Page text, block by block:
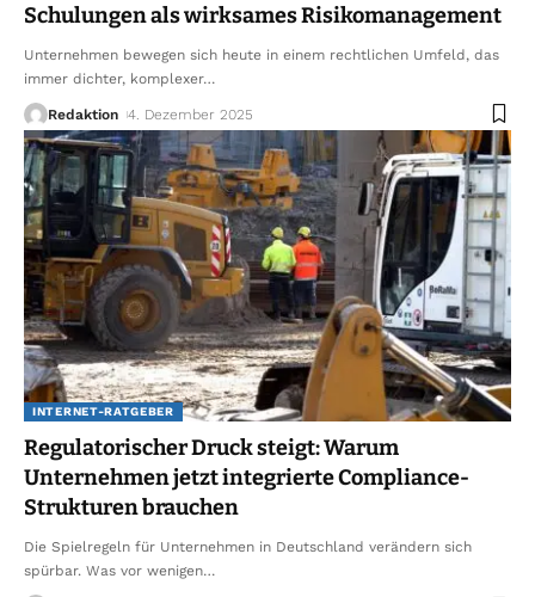
Schulungen als wirksames Risikomanagement
Unternehmen bewegen sich heute in einem rechtlichen Umfeld, das
immer dichter, komplexer…
Redaktion 4. Dezember 2025
INTERNET-RATGEBER
Regulatorischer Druck steigt: Warum
Unternehmen jetzt integrierte Compliance-
Strukturen brauchen
Die Spielregeln für Unternehmen in Deutschland verändern sich
spürbar. Was vor wenigen…